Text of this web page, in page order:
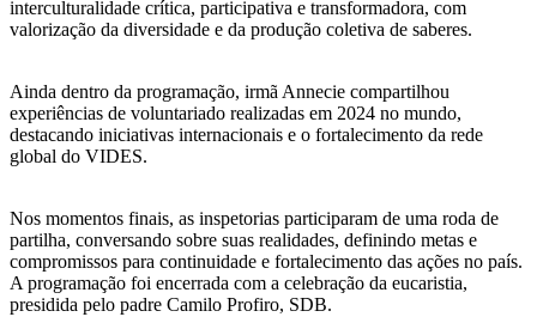
interculturalidade crítica, participativa e transformadora, com
valorização da diversidade e da produção coletiva de saberes.
Ainda dentro da programação, irmã Annecie compartilhou
experiências de voluntariado realizadas em 2024 no mundo,
destacando iniciativas internacionais e o fortalecimento da rede
global do VIDES.
Nos momentos finais, as inspetorias participaram de uma roda de
partilha, conversando sobre suas realidades, definindo metas e
compromissos para continuidade e fortalecimento das ações no país.
A programação foi encerrada com a celebração da eucaristia,
presidida pelo padre Camilo Profiro, SDB.